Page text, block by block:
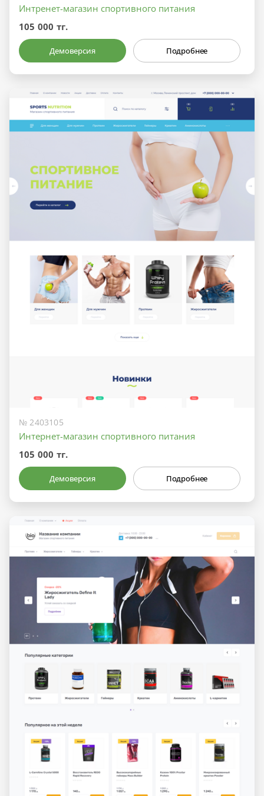
Интренет-магазин спортивного питания
105 000 тг.
Демоверсия Подробнее
№ 2403105
Интернет-магазин спортивного питания
105 000 тг.
Демоверсия Подробнее